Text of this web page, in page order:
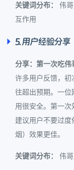
关键词分布：
伟
互作用
5. 用户经验分享
分享：第一次吃伟
许多用户反馈，初
往超出预期。一位
用很安全。第一
建议用户不要过
烟）效果更佳。
关键词分布： 伟